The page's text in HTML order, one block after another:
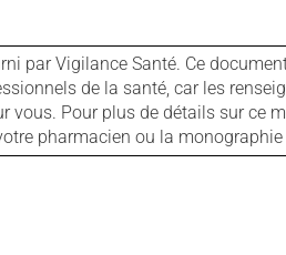
par Vigilance Santé. Ce
de la santé, car les
Pour plus de détails sur ce
pharmacien ou la